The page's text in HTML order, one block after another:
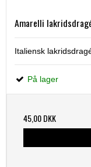
Amarelli
Italiensk
På lager
45,00 DKK